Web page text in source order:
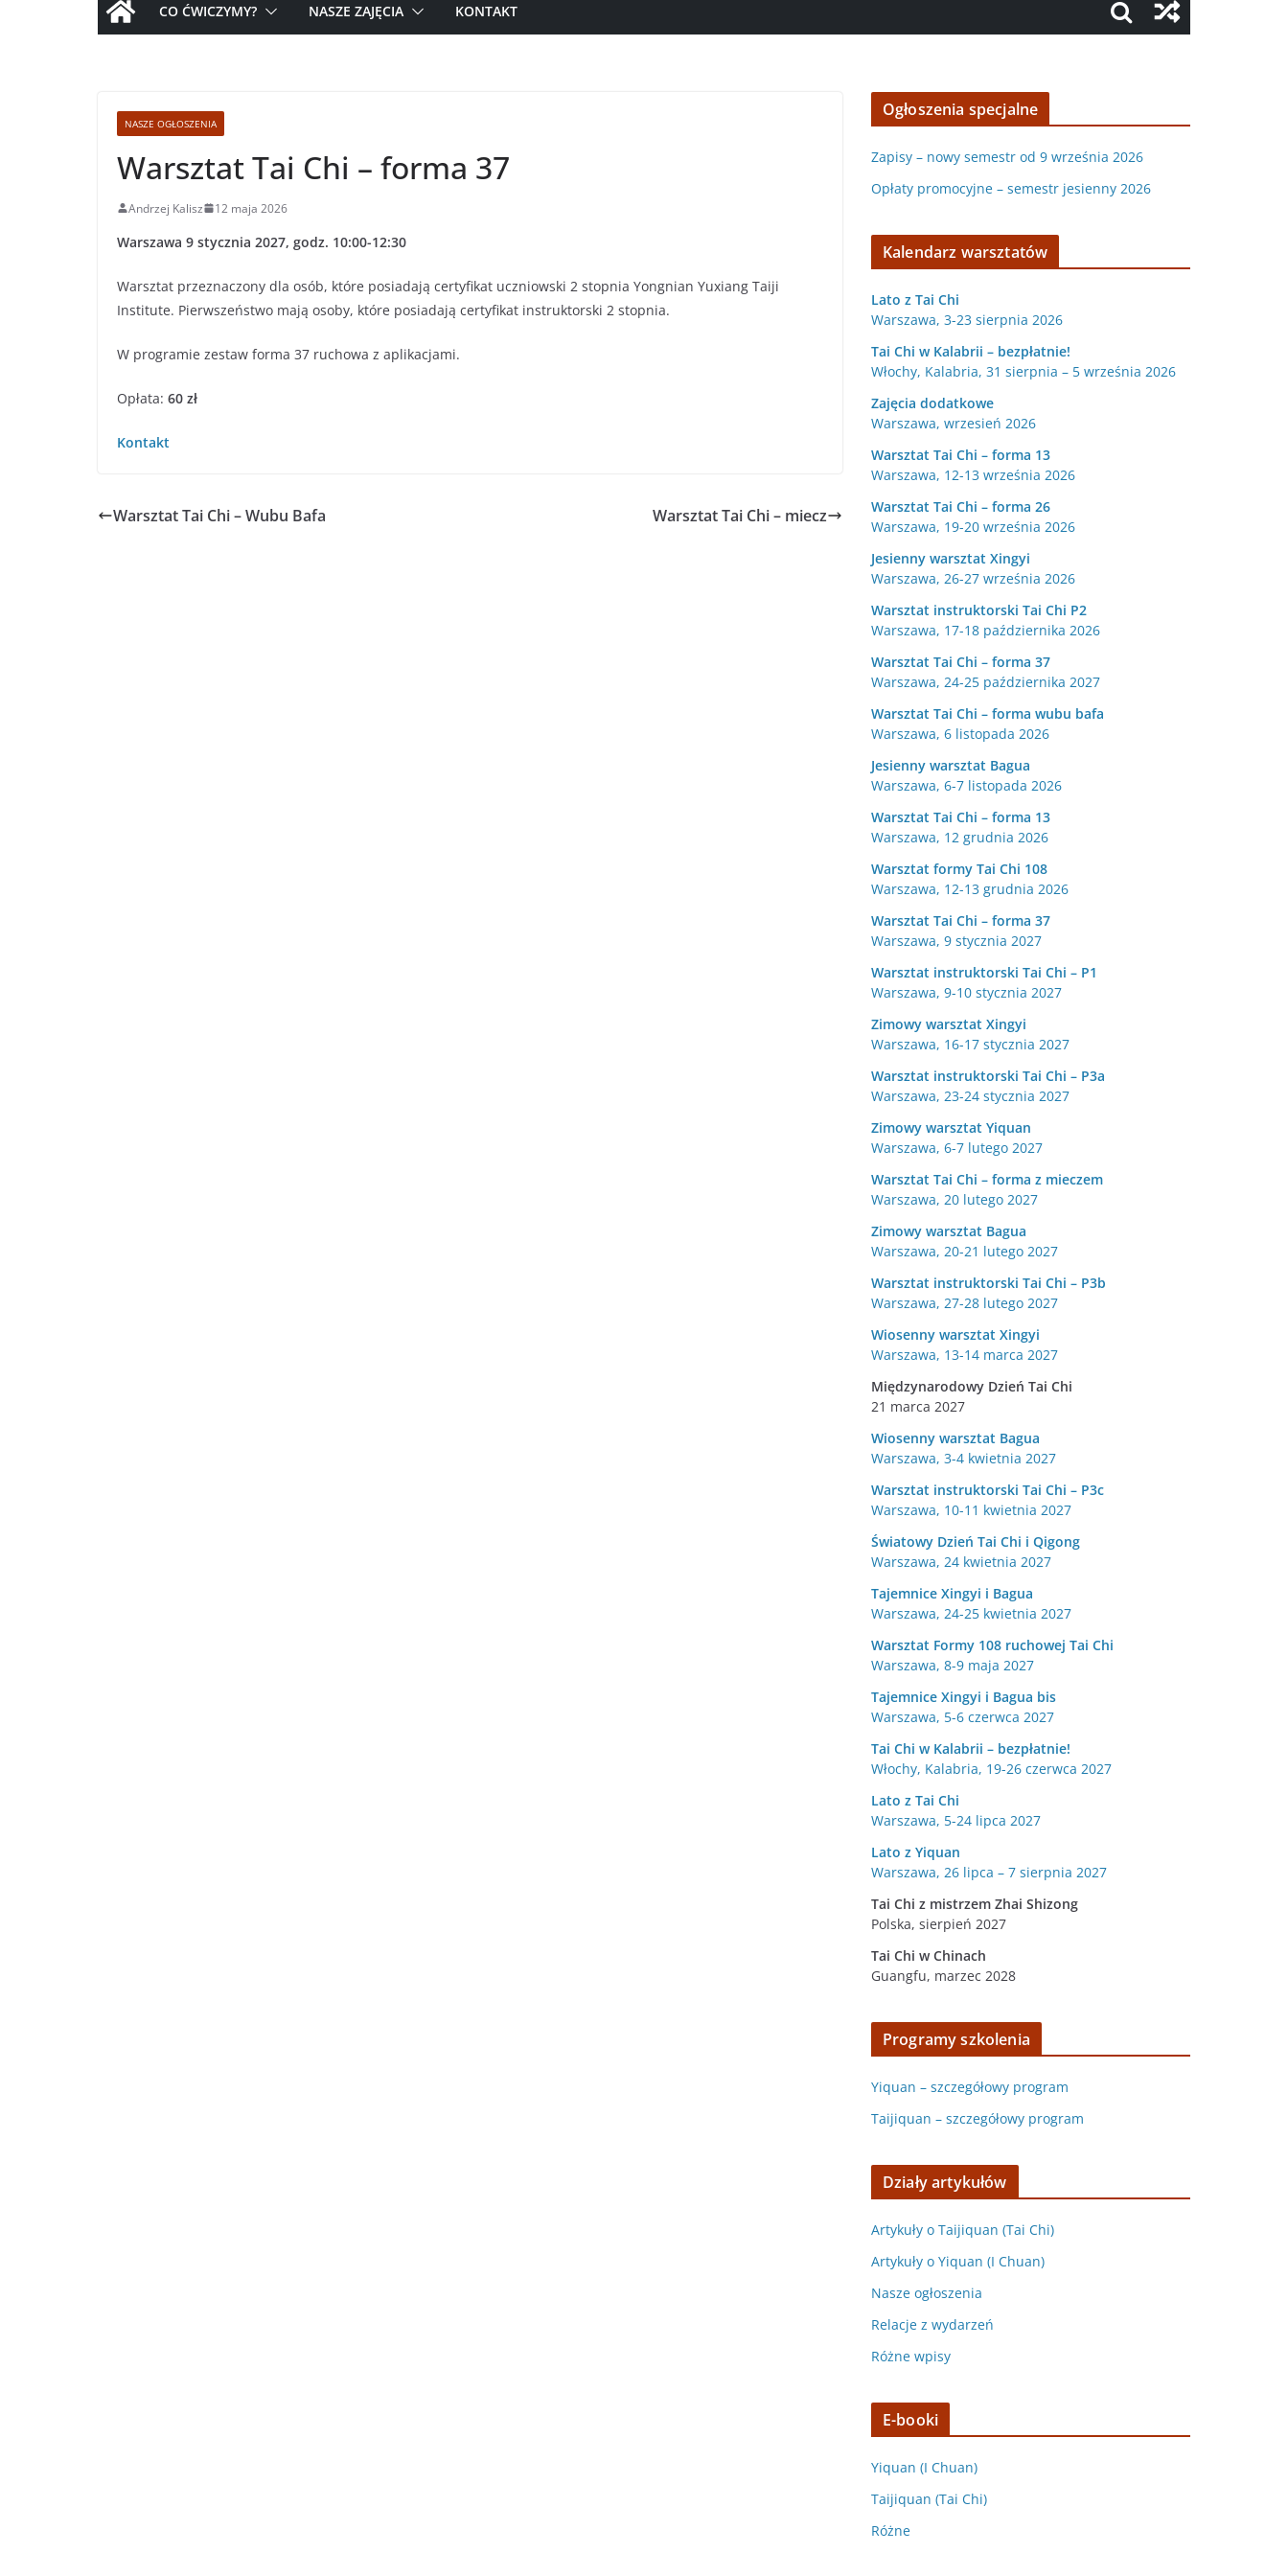
CO ĆWICZYMY? NASZE ZAJĘCIA KONTAKT
NASZE OGŁOSZENIA
Warsztat Tai Chi – forma 37
Andrzej Kalisz 12 maja 2026
Warszawa 9 stycznia 2027, godz. 10:00-12:30
Warsztat przeznaczony dla osób, które posiadają certyfikat uczniowski 2 stopnia Yongnian Yuxiang Taiji
Institute. Pierwszeństwo mają osoby, które posiadają certyfikat instruktorski 2 stopnia.
W programie zestaw forma 37 ruchowa z aplikacjami.
Opłata: 60 zł
Kontakt
Warsztat Tai Chi – Wubu Bafa Warsztat Tai Chi – miecz
Ogłoszenia specjalne
Zapisy – nowy semestr od 9 września 2026
Opłaty promocyjne – semestr jesienny 2026
Kalendarz warsztatów
Lato z Tai Chi
Warszawa, 3-23 sierpnia 2026
Tai Chi w Kalabrii – bezpłatnie!
Włochy, Kalabria, 31 sierpnia – 5 września 2026
Zajęcia dodatkowe
Warszawa, wrzesień 2026
Warsztat Tai Chi – forma 13
Warszawa, 12-13 września 2026
Warsztat Tai Chi – forma 26
Warszawa, 19-20 września 2026
Jesienny warsztat Xingyi
Warszawa, 26-27 września 2026
Warsztat instruktorski Tai Chi P2
Warszawa, 17-18 października 2026
Warsztat Tai Chi – forma 37
Warszawa, 24-25 października 2027
Warsztat Tai Chi – forma wubu bafa
Warszawa, 6 listopada 2026
Jesienny warsztat Bagua
Warszawa, 6-7 listopada 2026
Warsztat Tai Chi – forma 13
Warszawa, 12 grudnia 2026
Warsztat formy Tai Chi 108
Warszawa, 12-13 grudnia 2026
Warsztat Tai Chi – forma 37
Warszawa, 9 stycznia 2027
Warsztat instruktorski Tai Chi – P1
Warszawa, 9-10 stycznia 2027
Zimowy warsztat Xingyi
Warszawa, 16-17 stycznia 2027
Warsztat instruktorski Tai Chi – P3a
Warszawa, 23-24 stycznia 2027
Zimowy warsztat Yiquan
Warszawa, 6-7 lutego 2027
Warsztat Tai Chi – forma z mieczem
Warszawa, 20 lutego 2027
Zimowy warsztat Bagua
Warszawa, 20-21 lutego 2027
Warsztat instruktorski Tai Chi – P3b
Warszawa, 27-28 lutego 2027
Wiosenny warsztat Xingyi
Warszawa, 13-14 marca 2027
Międzynarodowy Dzień Tai Chi
21 marca 2027
Wiosenny warsztat Bagua
Warszawa, 3-4 kwietnia 2027
Warsztat instruktorski Tai Chi – P3c
Warszawa, 10-11 kwietnia 2027
Światowy Dzień Tai Chi i Qigong
Warszawa, 24 kwietnia 2027
Tajemnice Xingyi i Bagua
Warszawa, 24-25 kwietnia 2027
Warsztat Formy 108 ruchowej Tai Chi
Warszawa, 8-9 maja 2027
Tajemnice Xingyi i Bagua bis
Warszawa, 5-6 czerwca 2027
Tai Chi w Kalabrii – bezpłatnie!
Włochy, Kalabria, 19-26 czerwca 2027
Lato z Tai Chi
Warszawa, 5-24 lipca 2027
Lato z Yiquan
Warszawa, 26 lipca – 7 sierpnia 2027
Tai Chi z mistrzem Zhai Shizong
Polska, sierpień 2027
Tai Chi wChinach
Guangfu, marzec 2028
Programy szkolenia
Yiquan – szczegółowy program
Taijiquan – szczegółowy program
Działy artykułów
Artykuły o Taijiquan (Tai Chi)
Artykuły o Yiquan (I Chuan)
Nasze ogłoszenia
Relacje z wydarzeń
Różne wpisy
E-booki
Yiquan (I Chuan)
Taijiquan (Tai Chi)
Różne